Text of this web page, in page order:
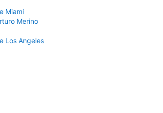
Miami
Merino
Los Angeles